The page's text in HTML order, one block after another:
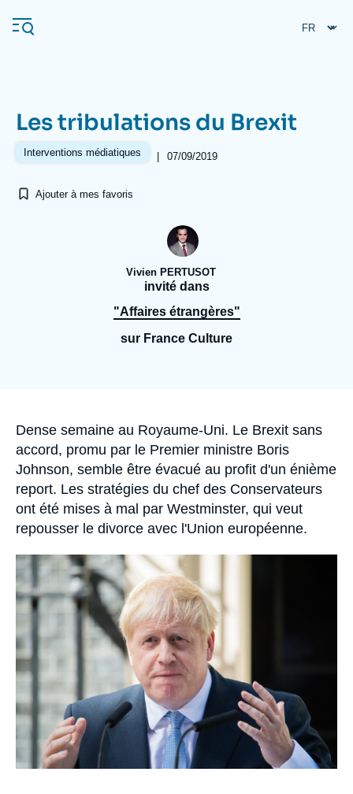
au
contenu
Navigation
principale
Recherches fréquentes
Proche-Orient
Les tribulations du Brexit
Interventions médiatiques | 07/09/2019
Ajouter à mes favoris
Vivien PERTUSOT
invité dans
"Affaires étrangères"
sur France Culture
Accroche
Dense semaine au Royaume-Uni. Le Brexit sans
accord, promu par le Premier ministre Boris
Johnson, semble être évacué au profit d'un énième
report. Les stratégies du chef des Conservateurs
ont été mises à mal par Westminster, qui veut
repousser le divorce avec l'Union européenne.
Image
principale
médiatique